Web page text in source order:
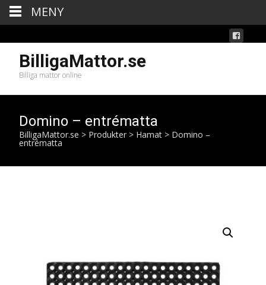
BilligaMattor.se
Billiga mattor online
Domino – entrématta
BilligaMattor.se > Produkter > Hamat > Domino –
entrématta
MENY